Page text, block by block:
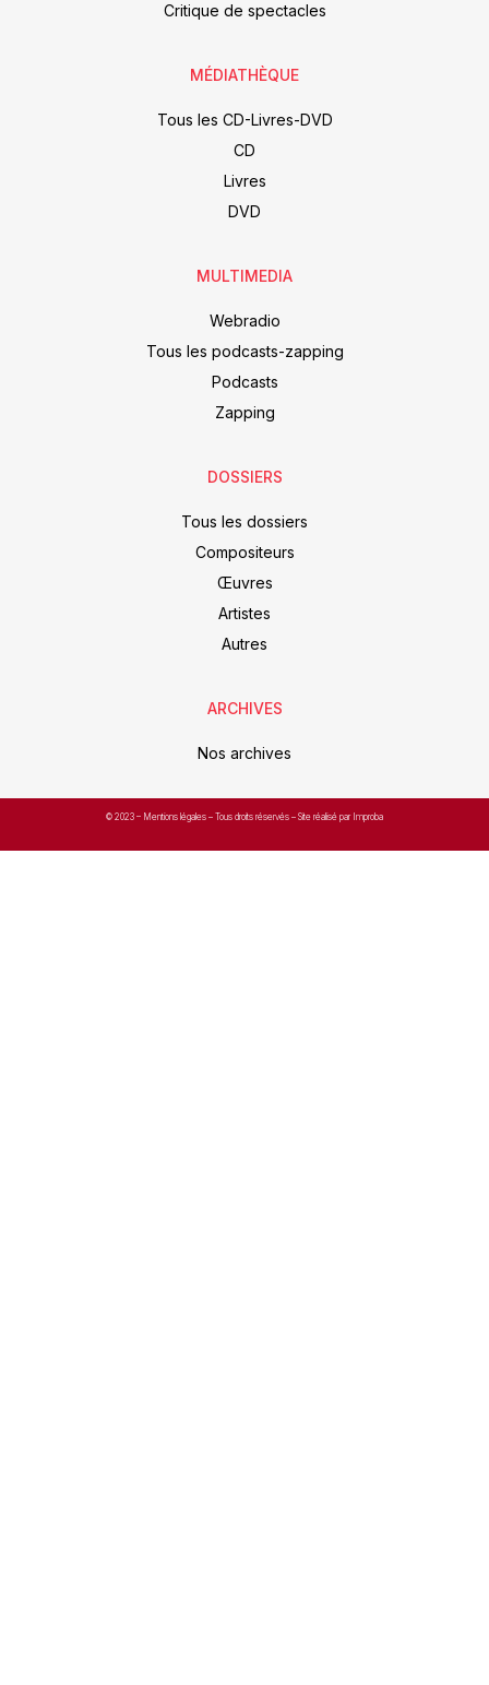
Critique de spectacles
MÉDIATHÈQUE
Tous les CD-Livres-DVD
CD
Livres
DVD
MULTIMEDIA
Webradio
Tous les podcasts-zapping
Podcasts
Zapping
DOSSIERS
Tous les dossiers
Compositeurs
Œuvres
Artistes
Autres
ARCHIVES
Nos archives
© 2023 – Mentions légales – Tous droits réservés – Site réalisé par Improba